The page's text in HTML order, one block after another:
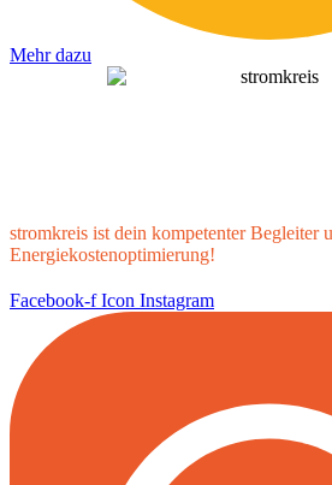
Mehr dazu
stromkreis ist dein kompetenter Begleiter
Energiekostenoptimierung!
Facebook-f Icon Instagram